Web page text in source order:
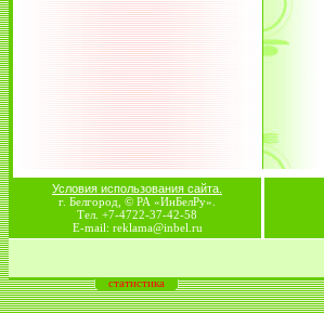
Условия использования сайта.
г. Белгород, © РА «ИнБелРу».
Тел. +7-4722-37-42-58
E-mail: reklama@inbel.ru
статистика